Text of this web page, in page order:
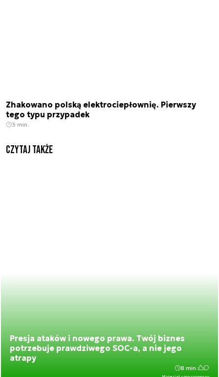
Zhakowano polską elektrociepłownię. Pierwszy
tego typu przypadek
3 min.
Czytaj także
Presja ataków i nowego prawa. Twój biznes
potrzebuje prawdziwego SOC-a, a nie jego
atrapy
8 min.